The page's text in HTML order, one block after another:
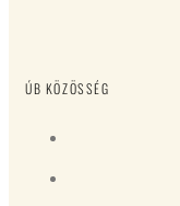
ÚB KÖZÖSSÉG